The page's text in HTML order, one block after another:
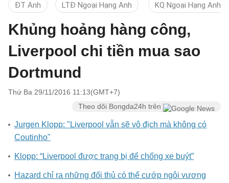
ĐT Anh LTĐ Ngoại Hạng Anh KQ Ngoại Hạng Anh
Khủng hoảng hàng công,
Liverpool chi tiền mua sao
Dortmund
Thứ Ba 29/11/2016 11:13(GMT+7)
Theo dõi Bongda24h trên
Jurgen Klopp: "Liverpool vẫn sẽ vô địch mà không có
Coutinho"
Klopp: “Liverpool được trang bị để chống xe buýt”
Hazard chỉ ra những đối thủ có thể cướp ngôi vương